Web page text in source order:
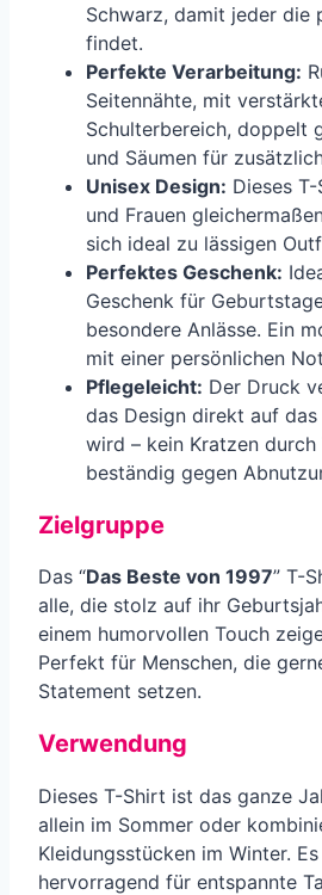
Schwarz, damit jeder die
findet.
Perfekte Verarbeitung:
Seitennähte, mit
Schulterbereich, doppelt
und Säumen für
Unisex Design: Dieses
und Frauen
sich ideal zu lässigen
Perfektes Geschenk:
Geschenk für
besondere Anlässe. Ein
mit einer persönlichen
Pflegeleicht: Der Druck
das Design direkt auf
wird – kein Kratzen
beständig gegen
Zielgruppe
Das “Das Beste von 1997” T-
alle, die stolz auf ihr
einem humorvollen Touch
Perfekt für Menschen, die
Statement setzen.
Verwendung
Dieses T-Shirt ist das ganze
allein im Sommer oder
Kleidungsstücken im Winter.
hervorragend für entspannte